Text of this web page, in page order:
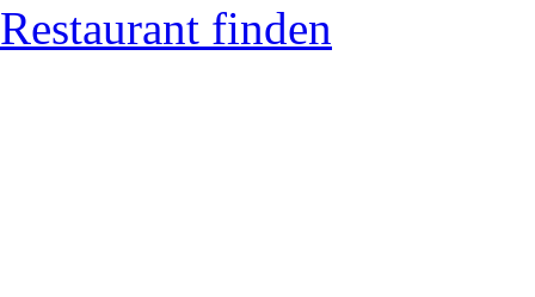
Restaurant finden